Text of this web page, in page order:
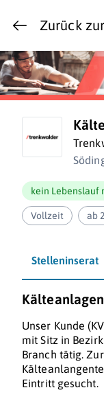
Zurück
kein Lebenslauf
Vollzeit ab
Stelleninserat
Unser Kunde
mit Sitz in
Branch tätig.
Eintritt gesucht.